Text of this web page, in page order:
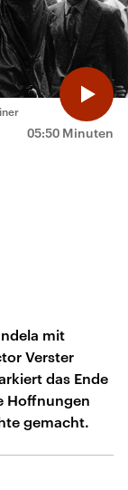
05:50 Minuten
mit
Verster
das Ende
Hoffnungen
gemacht.